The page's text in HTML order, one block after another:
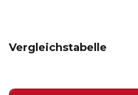
Vergleichstabelle